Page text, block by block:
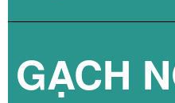
BÌNH
GẠCH
GẠCH